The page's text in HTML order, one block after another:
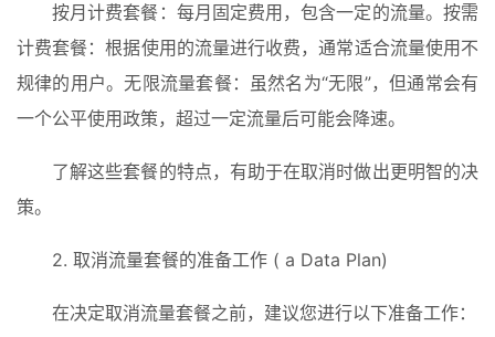
按月计费套餐：每月固定费用，包含一定的流量。按需
计费套餐：根据使用的流量进行收费，通常适合流量使用不
规律的用户。无限流量套餐：虽然名为“无限”，但通常会有
一个公平使用政策，超过一定流量后可能会降速。
了解这些套餐的特点，有助于在取消时做出更明智的决
策。
2. 取消流量套餐的准备工作 ( a Data Plan)
在决定取消流量套餐之前，建议您进行以下准备工作：